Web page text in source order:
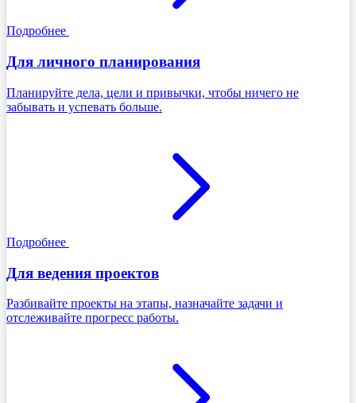
Подробнее
Для личного планирования
Планируйте дела, цели и привычки, чтобы ничего не
забывать и успевать больше.
Подробнее
Для ведения проектов
Разбивайте проекты на этапы, назначайте задачи и
отслеживайте прогресс работы.